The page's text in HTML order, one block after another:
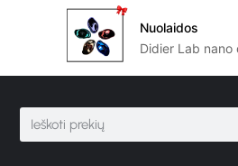
Nuolaidos
Didier Lab nano